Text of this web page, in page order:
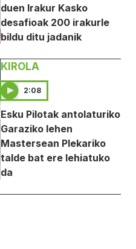
duen Irakur Kasko
desafioak 200 irakurle
bildu ditu jadanik
KIROLA
2:08
Esku Pilotak antolaturiko
Garaziko lehen
Mastersean Plekariko
talde bat ere lehiatuko
da